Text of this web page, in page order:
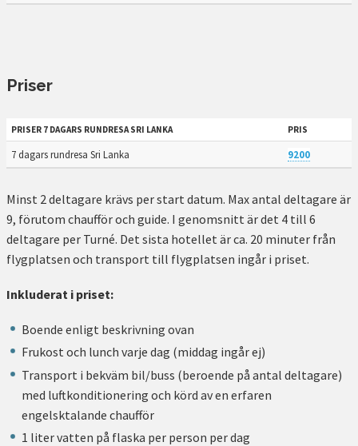
Priser
PRISER 7 DAGARS RUNDRESA SRI LANKA PRIS
7 dagars rundresa Sri Lanka 9200
Minst 2 deltagare krävs per start datum. Max antal deltagare är
9, förutom chaufför och guide. I genomsnitt är det 4 till 6
deltagare per Turné. Det sista hotellet är ca. 20 minuter från
flygplatsen och transport till flygplatsen ingår i priset.
Inkluderat i priset:
Boende enligt beskrivning ovan
Frukost och lunch varje dag (middag ingår ej)
Transport i bekväm bil/buss (beroende på antal deltagare)
med luftkonditionering och körd av en erfaren
engelsktalande chaufför
1 liter vatten på flaska per person per dag